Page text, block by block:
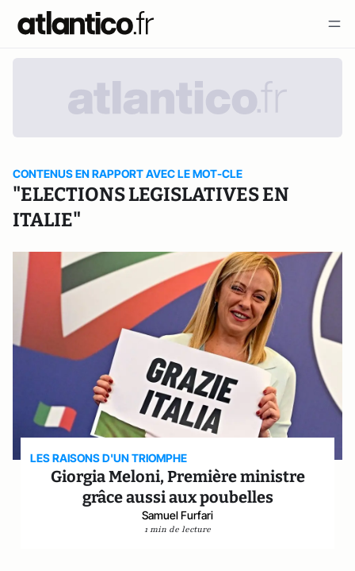
CONTENUS EN RAPPORT AVEC LE MOT-CLE
"ELECTIONS LEGISLATIVES EN
ITALIE"
LES RAISONS D'UN TRIOMPHE
Giorgia Meloni, Première ministre
grâce aussi aux poubelles
Samuel Furfari
1 min de lecture